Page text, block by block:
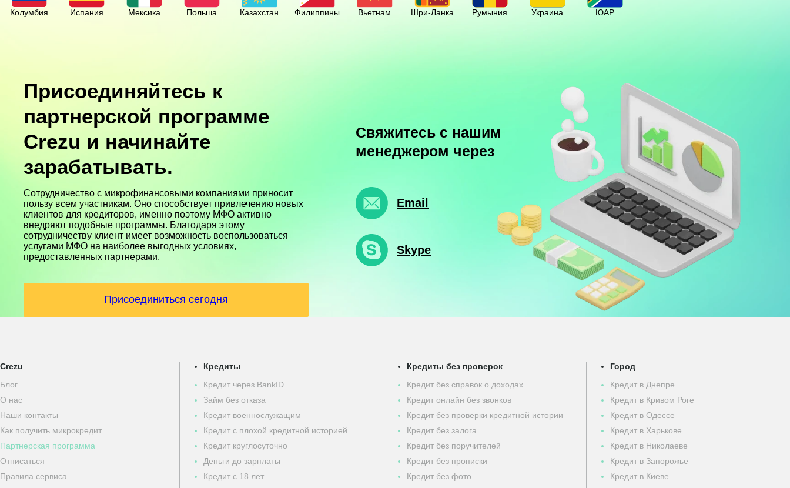
Колумбия Испания Мексика Польша Казахстан Филиппины Вьетнам Шри-Ланка Румыния Украина ЮАР
Присоединяйтесь к
партнерской программе
Crezu и начинайте
зарабатывать.
Сотрудничество с микрофинансовыми компаниями приносит
пользу всем участникам. Оно способствует привлечению новых
клиентов для кредиторов, именно поэтому МФО активно
внедряют подобные программы. Благодаря этому
сотрудничеству клиент имеет возможность воспользоваться
услугами МФО на наиболее выгодных условиях,
предоставленных партнерами.
Присоединиться сегодня
Свяжитесь с нашим
менеджером через
Email
Skype
Crezu
Блог
О нас
Наши контакты
Как получить микрокредит
Партнерская программа
Отписаться
Правила сервиса
Кредиты
Кредит через BankID
Займ без отказа
Кредит военнослужащим
Кредит с плохой кредитной историей
Кредит круглосуточно
Деньги до зарплаты
Кредит с 18 лет
Кредиты без проверок
Кредит без справок о доходах
Кредит онлайн без звонков
Кредит без проверки кредитной истории
Кредит без залога
Кредит без поручителей
Кредит без прописки
Кредит без фото
Город
Кредит в Днепре
Кредит в Кривом Роге
Кредит в Одессе
Кредит в Харькове
Кредит в Николаеве
Кредит в Запорожье
Кредит в Киеве